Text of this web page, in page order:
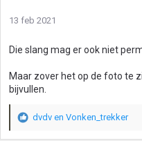
13 feb 2021
Die slang mag er ook niet
Maar zover het op de foto te
bijvullen.
W
dvdv en Vonken_trekker